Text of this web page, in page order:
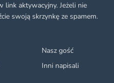
Nasz gość
Inni napisali
link aktywacyjny. Jeżeli nie
swoją skrzynkę ze spamem.